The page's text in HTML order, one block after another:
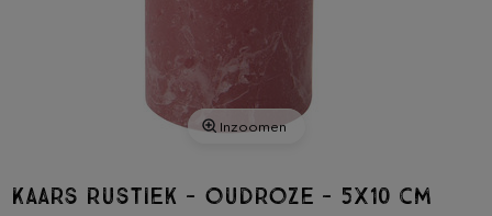
Inzoomen
Kaars rustiek - oudroze - 5x10 cm